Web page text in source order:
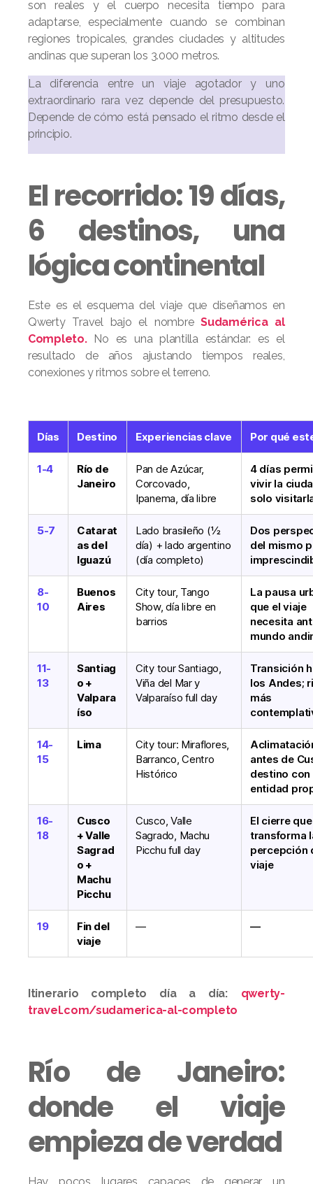
son reales y el cuerpo necesita tiempo para
adaptarse, especialmente cuando se combinan
regiones tropicales, grandes ciudades y altitudes
andinas que superan los 3.000 metros.
La diferencia entre un viaje agotador y uno
extraordinario rara vez depende del presupuesto.
Depende de cómo está pensado el ritmo desde el
principio.
El recorrido: 19 días,
6 destinos, una
lógica continental
Este es el esquema del viaje que diseñamos en
Qwerty Travel bajo el nombreSudamérica al
Completo.No es una plantilla estándar: es el
resultado de años ajustando tiempos reales,
conexiones y ritmos sobre el terreno.
Días Destino Experiencias clave Por qué
1-4
Río de
Janeiro
Pan de Azúcar,
Corcovado,
Ipanema, día libre
4 días
vivir la
solo
5-7
Catarat
as del
Iguazú
Lado brasileño (½
día) + lado argentino
(día completo)
Dos
del mismo
8-
10
Buenos
Aires
City tour, Tango
Show, día libre en
barrios
La pausa
que el viaje
necesita
mundo
11-
13
Santiag
o +
Valpara
íso
City tour Santiago,
Viña del Mar y
Valparaíso full day
Transición
los Andes;
más
14-
15
Lima
City tour: Miraflores,
Barranco, Centro
Histórico
antes de
destino con
entidad
16-
18
Cusco
+ Valle
Sagrad
o +
Machu
Picchu
Cusco, Valle
Sagrado, Machu
Picchu full day
El cierre que
transforma
percepción
viaje
19
Fin del
viaje
— —
Itinerario completo día a día:qwerty-
travel.com/sudamerica-al-completo
Río de Janeiro:
donde el viaje
empieza de verdad